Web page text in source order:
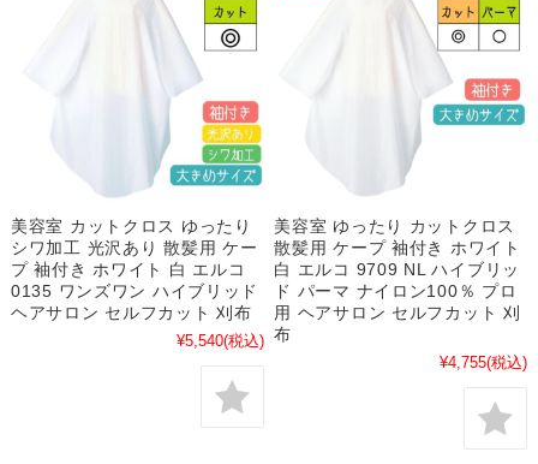
美容室 カットクロス ゆったり
シワ加工 光沢あり 散髪用 ケー
プ 袖付き ホワイト 白 エルコ
0135 ワンズワン ハイブリッド
ヘアサロン セルフカット 刈布
¥5,540(税込)
美容室 ゆったり カットクロス
散髪用 ケープ 袖付き ホワイト
白 エルコ 9709 NL ハイブリッ
ド パーマ ナイロン100％ プロ
用 ヘアサロン セルフカット 刈
布
¥4,755(税込)